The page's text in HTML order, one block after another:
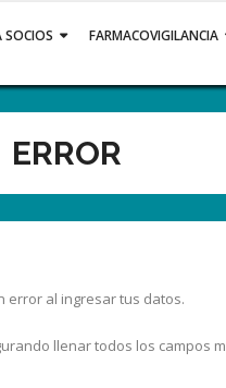
SOCIOS FARMACOVIGILANCIA
ERROR
error al ingresar tus datos.
llenar todos los campos